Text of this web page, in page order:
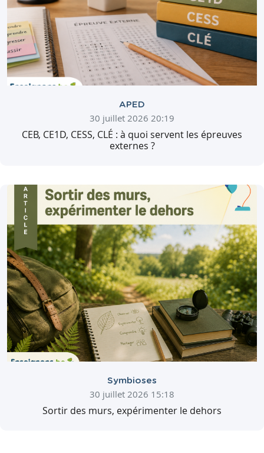
APED
30 juillet 2026 20:19
CEB, CE1D, CESS, CLÉ : à quoi servent les épreuves
externes ?
Symbioses
30 juillet 2026 15:18
Sortir des murs, expérimenter le dehors